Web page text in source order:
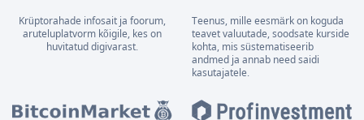
Krüptorahade infosait ja foorum,
aruteluplatvorm kõigile, kes on
huvitatud digivarast.
Teenus, mille eesmärk on koguda
teavet valuutade, soodsate kurside
kohta, mis süstematiseerib
andmed ja annab need saidi
kasutajatele.